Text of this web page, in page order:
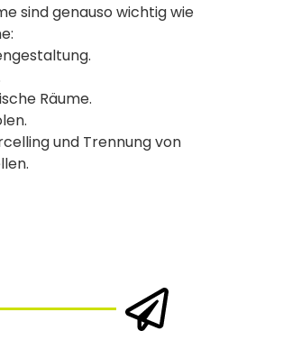
sind genauso wichtig wie
Räume.
und Trennung von